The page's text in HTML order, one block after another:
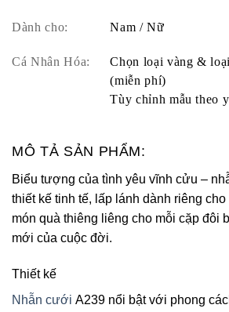
Dành cho: Nam / Nữ
Cá Nhân Hóa:
Chọn loại vàng &
(miễn phí)
Tùy chỉnh mẫu theo
MÔ TẢ SẢN PHẨM:
Biểu tượng của tình yêu vĩnh cửu –
thiết kế tinh tế, lấp lánh dành riêng
món quà thiêng liêng cho mỗi cặp đôi
mới của cuộc đời.
Thiết kế
Nhẫn cưới A239 nổi bật với phong